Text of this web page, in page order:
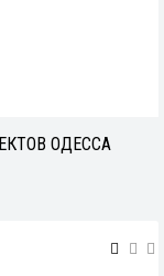
ОДЕССА